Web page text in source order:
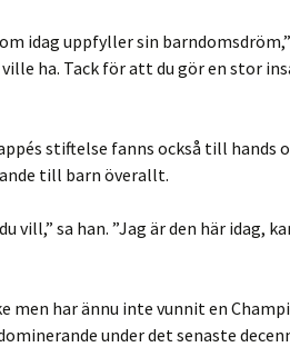
idag uppfyller sin
ha. Tack för att du gör en stor
stiftelse fanns också till hands
till barn överallt.
vill,” sa han. ”Jag är den här idag,
men har ännu inte vunnit en
under det senaste